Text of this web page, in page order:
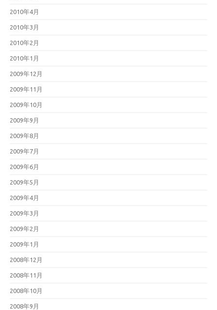
2010年4月
2010年3月
2010年2月
2010年1月
2009年12月
2009年11月
2009年10月
2009年9月
2009年8月
2009年7月
2009年6月
2009年5月
2009年4月
2009年3月
2009年2月
2009年1月
2008年12月
2008年11月
2008年10月
2008年9月